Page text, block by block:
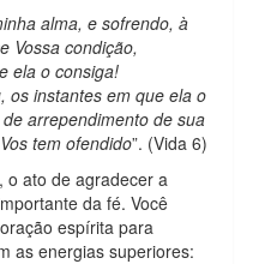
alma, e sofrendo, à
Vossa condição,
ela o consiga!
os instantes em que ela o
arrependimento de sua
tem ofendido”. (Vida 6)
o ato de agradecer a
da fé. Você
espírita para
as energias superiores: